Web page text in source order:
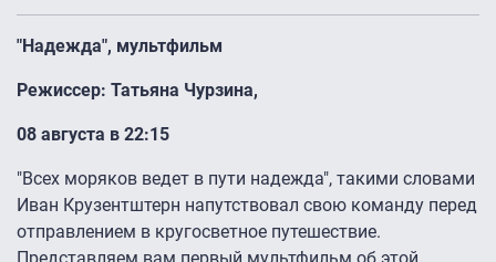
"Надежда", мультфильм
Режиссер: Татьяна Чурзина,
08 августа в 22:15
"Всех моряков ведет в пути надежда", такими словами
Иван Крузентштерн напутствовал свою команду перед
отправлением в кругосветное путешествие.